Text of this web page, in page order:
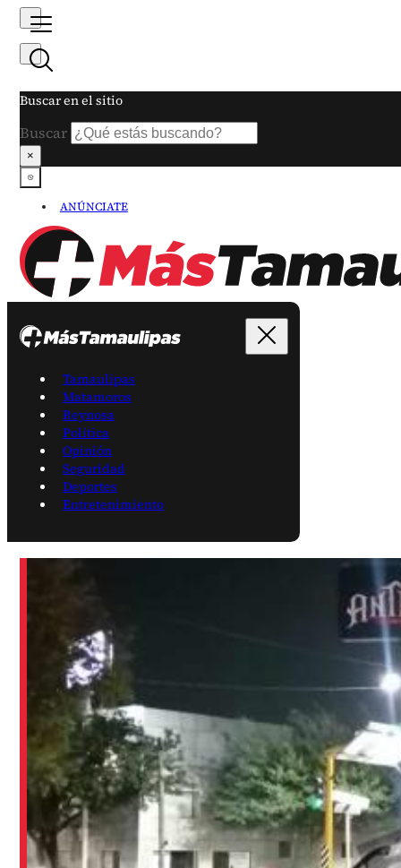
Buscar en el sitio
Buscar
×
ANÚNCIATE
Tamaulipas
Matamoros
Reynosa
Política
Opinión
Seguridad
Deportes
Entretenimiento